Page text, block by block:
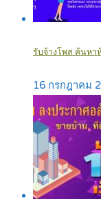
รับจ้างโพส ค้นหา
16 กรกฎาคม